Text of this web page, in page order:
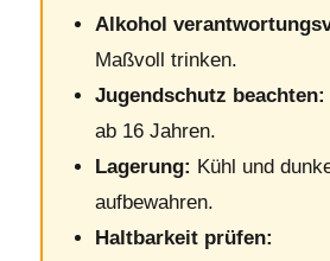
Alkohol
Maßvoll trinken.
Jugendschutz beachten:
ab 16 Jahren.
Lagerung: Kühl und
aufbewahren.
Haltbarkeit prüfen: